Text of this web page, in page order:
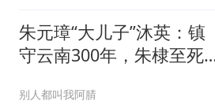
朱元璋“大儿子”沐英：镇
守云南300年，朱棣至死
别人都叫我阿腈